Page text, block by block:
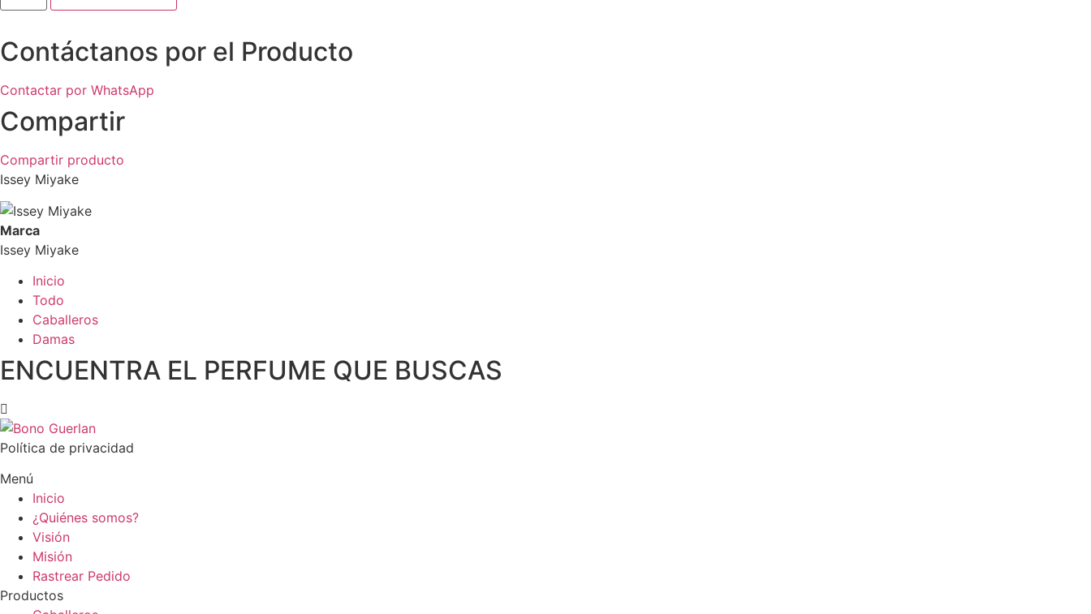
Pour
125
Ml
Contáctanos por el Producto
Contactar por WhatsApp
Compartir
Compartir producto
Issey Miyake
Marca
Issey Miyake
Inicio
Todo
Caballeros
Damas
ENCUENTRA EL PERFUME QUE BUSCAS
Política de privacidad
Menú
Inicio
¿Quiénes somos?
Visión
Misión
Rastrear Pedido
Productos